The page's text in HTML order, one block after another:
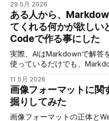
訳ではないのですが、共有
ットワークドライブを割り
なくなっていました。 他のツールも試しましたが、
「shellfiler」の使い勝手が結
いない！ そこで、せっかく
必要な部分を修正できれば、良さそう！
のURLです。 使用するAIは今回Geminiさんで、新しくなった
てくれるアプリを作ってみ
し解説と、どんな物が作れ
しますが、アプリそのもの
す。 実際にこのツールで作成した動画を３本ほど紹介 スペ
ルトナエル サイコロ勇者と魔王の城 アトミックピクニック
見てもらうと分かりますが
ようになったので、現在の
ました。 歌詞入りで曲を公
業に時間がかかる割に、イ
で、クオリティーが安定したのも
の動画で実際にツールを使
使用しているＡＩのライセ
29 5月 2026
ある人から、
てくれる何かが欲しい
Codeで作る事にした
実際、AIはMarkdownで解答
使っているだけでも、
で手軽に使える物を作りました。 作成後WEB上
たのが以下のURLになります。
https://test.aisgm.me/test_prog/app/
ラグイン入れれば、同じ事
11 5月 2026
画像フォーマットに関
掘りしてみた
画像フォーマットの正体と